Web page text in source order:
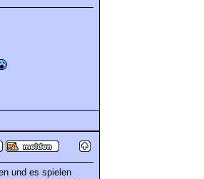
und es spielen